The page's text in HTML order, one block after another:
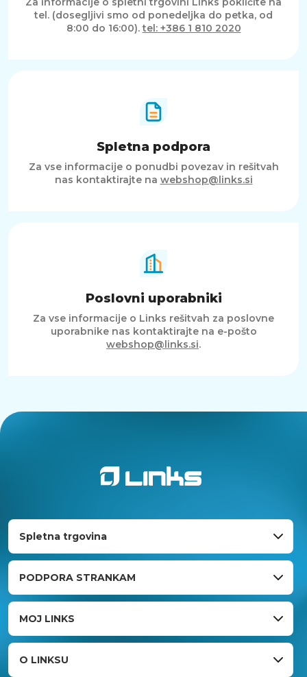
tel. (dosegljivi smo od ponedeljka do petka, od
8:00 do 16:00).tel: +386 1 810 2020
Spletna podpora
Za vse informacije o ponudbi povezav in rešitvah
nas kontaktirajte na webshop@links.si
Poslovni uporabniki
Za vse informacije o Links rešitvah za poslovne
uporabnike nas kontaktirajte na e-pošto
webshop@links.si.
Spletna trgovina
PODPORA STRANKAM
MOJ LINKS
O LINKSU